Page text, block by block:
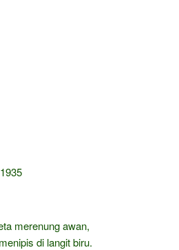
merenung awan,
di langit biru.